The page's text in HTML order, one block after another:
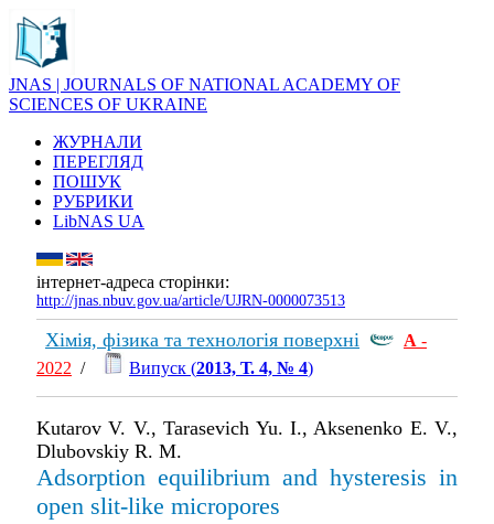
JNAS | JOURNALS OF NATIONAL ACADEMY OF
SCIENCES OF UKRAINE
ЖУРНАЛИ
ПЕРЕГЛЯД
ПОШУК
РУБРИКИ
LibNAS UA
інтернет-адреса сторінки:
http://jnas.nbuv.gov.ua/article/UJRN-0000073513
Хімія, фізика та технологія поверхні А -
2022 / Випуск (2013, Т. 4, № 4)
Kutarov V. V., Tarasevich Yu. I., Aksenenko E. V.,
Dlubovskiy R. M.
Adsorption equilibrium and hysteresis in
open slit-like micropores